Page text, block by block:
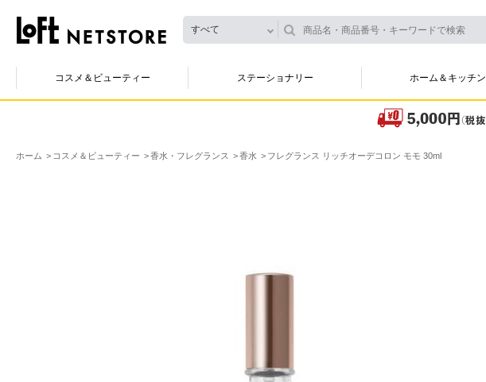
すべて
コスメ＆ビューティー ステーショナリー ホーム＆キッチン
ホーム コスメ＆ビューティー 香水・フレグランス 香水 フレグランス リッチオーデコロン モモ 30ml